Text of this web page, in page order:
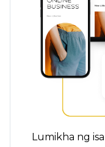
Lumikha ng